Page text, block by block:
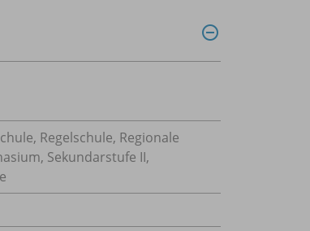
Regelschule, Regionale
Sekundarstufe II,